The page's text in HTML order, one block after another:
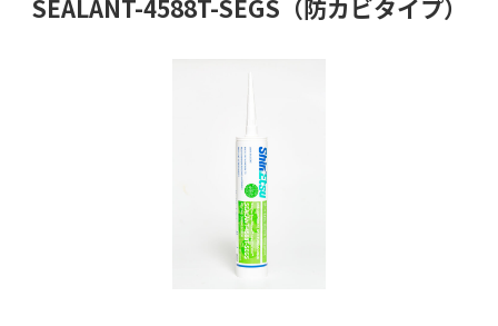
SEALANT-4588T-SEGS（防カビタイプ）